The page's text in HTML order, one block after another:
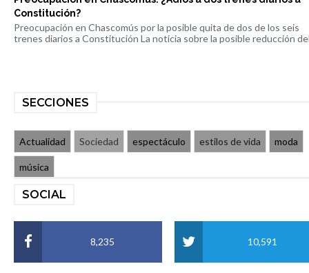
Constitución?
Preocupación en Chascomús por la posible quita de dos de los seis
trenes diarios a Constitución La noticia sobre la posible reducción
SECCIONES
Actualidad Sociedad espectáculo estilos de vida moda
música
SOCIAL
8,235 10,591